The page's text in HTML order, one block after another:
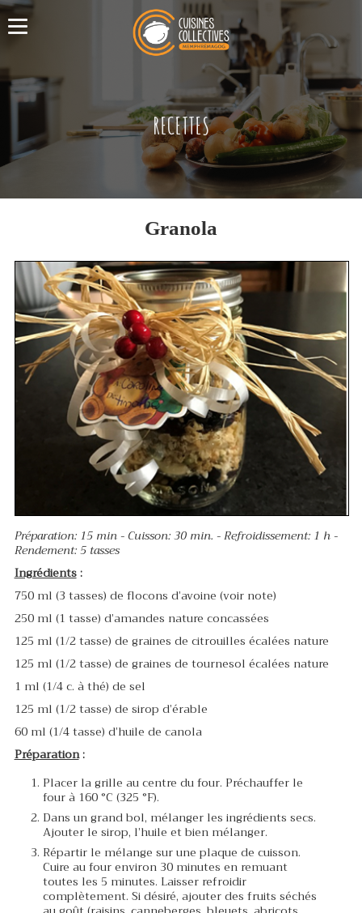
RECETTES
Granola
Préparation: 15 min - Cuisson: 30 min. - Refroidissement: 1 h -
Rendement: 5 tasses
Ingrédients:
750 ml (3 tasses) de flocons d’avoine (voir note)
250 ml (1 tasse) d’amandes nature concassées
125 ml (1/2 tasse) de graines de citrouilles écalées nature
125 ml (1/2 tasse) de graines de tournesol écalées nature
1 ml (1/4 c. à thé) de sel
125 ml (1/2 tasse) de sirop d’érable
60 ml (1/4 tasse) d’huile de canola
Préparation:
Placer la grille au centre du four. Préchauffer le
four à 160 °C (325 °F).
Dans un grand bol, mélanger les ingrédients secs.
Ajouter le sirop, l’huile et bien mélanger.
Répartir le mélange sur une plaque de cuisson.
Cuire au four environ 30 minutes en remuant
toutes les 5 minutes. Laisser refroidir
complètement. Si désiré, ajouter des fruits séchés